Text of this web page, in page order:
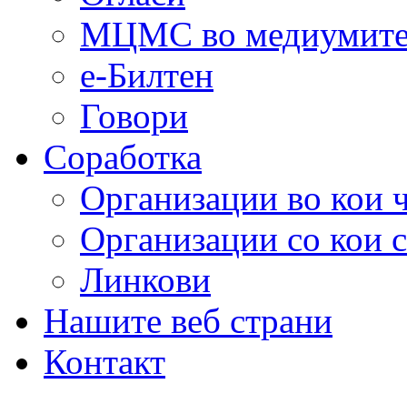
МЦМС во
е-Билтен
Говори
Соработка
Организации во кои
Организации со кои
Линкови
Нашите веб страни
Контакт